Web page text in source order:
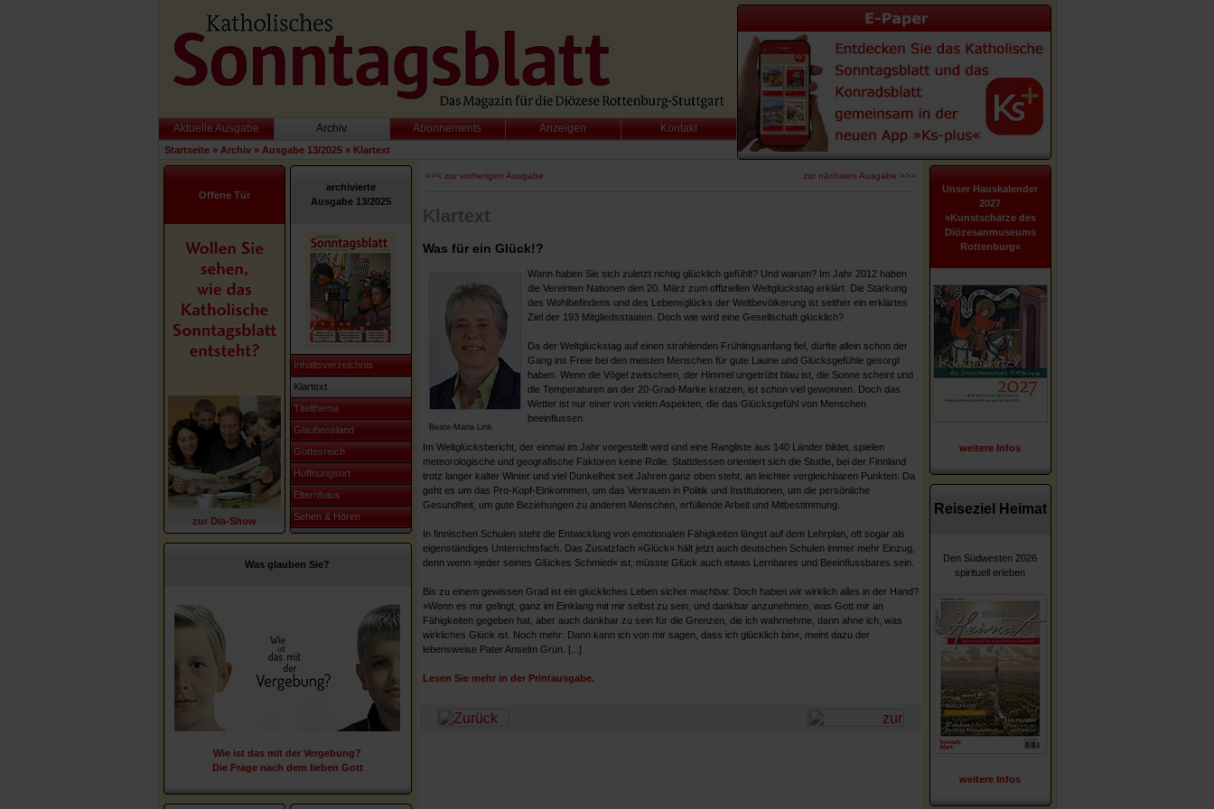
Aktuelle Ausgabe Archiv Abonnements Anzeigen Kontakt
Startseite» Archiv» Ausgabe 13/2025» Klartext
Offene Tür
zur Dia-Show
archivierte
Ausgabe 13/2025
Inhaltsverzeichnis
Klartext
Titelthema
Glaubensland
Gottesreich
Hoffnungsort
Elternhaus
Sehen & Hören
Was glauben Sie?
Wie ist das mit der Vergebung?
Die Frage nach dem lieben Gott
<<< zur vorherigen Ausgabe zur nächsten Ausgabe >>>
Klartext
Was für ein Glück!?
Beate-Maria Link
Wann haben Sie sich zuletzt richtig glücklich gefühlt? Und warum? Im Jahr 2012 haben
die Vereinten Nationen den 20. März zum offiziellen Weltglückstag erklärt. Die Stärkung
des Wohlbefindens und des Lebensglücks der Weltbevölkerung ist seither ein erklärtes
Ziel der 193 Mitgliedsstaaten. Doch wie wird eine Gesellschaft glücklich?
Da der Weltglückstag auf einen strahlenden Frühlingsanfang fiel, dürfte allein schon der
Gang ins Freie bei den meisten Menschen für gute Laune und Glücksgefühle gesorgt
haben. Wenn die Vögel zwitschern, der Himmel ungetrübt blau ist, die Sonne scheint und
die Temperaturen an der 20-Grad-Marke kratzen, ist schon viel gewonnen. Doch das
Wetter ist nur einer von vielen Aspekten, die das Glücksgefühl von Menschen
beeinflussen.
Im Weltglücksbericht, der einmal im Jahr vorgestellt wird und eine Rangliste aus 140 Länder bildet, spielen
meteorologische und geografische Faktoren keine Rolle. Stattdessen orientiert sich die Studie, bei der Finnland
trotz langer kalter Winter und viel Dunkelheit seit Jahren ganz oben steht, an leichter vergleichbaren Punkten: Da
geht es um das Pro-Kopf-Einkommen, um das Vertrauen in Politik und Institutionen, um die persönliche
Gesundheit, um gute Beziehungen zu anderen Menschen, erfüllende Arbeit und Mitbestimmung.
In finnischen Schulen steht die Entwicklung von emotionalen Fähigkeiten längst auf dem Lehrplan, oft sogar als
eigenständiges Unterrichtsfach. Das Zusatzfach »Glück« hält jetzt auch deutschen Schulen immer mehr Einzug,
denn wenn »jeder seines Glückes Schmied« ist, müsste Glück auch etwas Lernbares und Beeinflussbares sein.
Bis zu einem gewissen Grad ist ein glückliches Leben sicher machbar. Doch haben wir wirklich alles in der Hand?
»Wenn es mir gelingt, ganz im Einklang mit mir selbst zu sein, und dankbar anzunehmen, was Gott mir an
Fähigkeiten gegeben hat, aber auch dankbar zu sein für die Grenzen, die ich wahrnehme, dann ahne ich, was
wirkliches Glück ist. Noch mehr: Dann kann ich von mir sagen, dass ich glücklich bin«, meint dazu der
lebensweise Pater Anselm Grün. [...]
Lesen Sie mehr in der Printausgabe.
Unser Hauskalender
2027
»Kunstschätze des
Diözesanmuseums
Rottenburg«
weitere Infos
Reiseziel Heimat
Den Südwesten 2026
spirituell erleben
weitere Infos